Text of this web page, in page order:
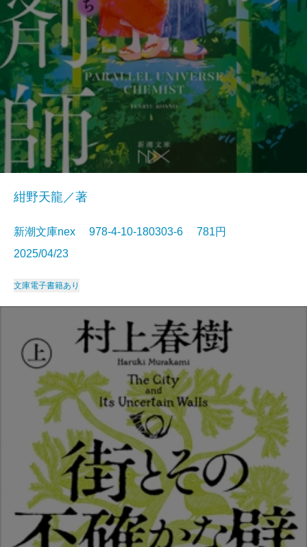
紺野天龍／著
新潮文庫nex 978-4-10-180303-6 781円
2025/04/23
文庫電子書籍あり